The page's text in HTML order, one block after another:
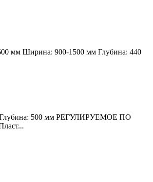
мм Ширина: 900-1500 мм Глубина: 440
Глубина: 500 мм РЕГУЛИРУЕМОЕ ПО